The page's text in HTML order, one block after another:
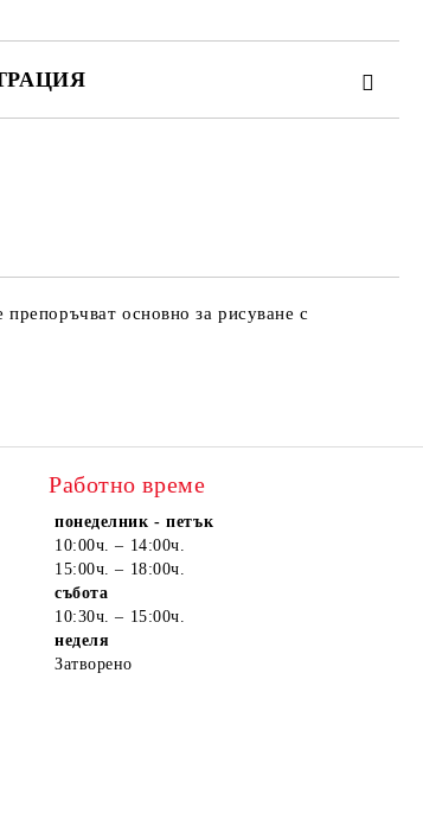
основно за рисуване с
Работно време
понеделник - петък
10:00ч. – 14:00ч.
15:00ч. – 18:00ч.
събота
10:30ч. – 15:00ч.
неделя
Затворено